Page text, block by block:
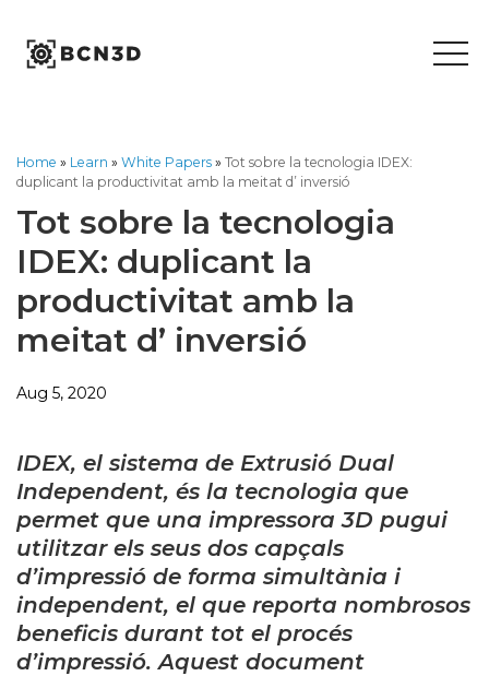
content
Home » Learn » White Papers » Tot sobre la tecnologia IDEX:
duplicant la productivitat amb la meitat d’ inversió
Tot sobre la tecnologia
IDEX: duplicant la
productivitat amb la
meitat d’ inversió
Aug 5, 2020
IDEX, el sistema de Extrusió Dual
Independent, és la tecnologia que
permet que una impressora 3D pugui
utilitzar els seus dos capçals
d’impressió de forma simultània i
independent, el que reporta nombrosos
beneficis durant tot el procés
d’impressió. Aquest document